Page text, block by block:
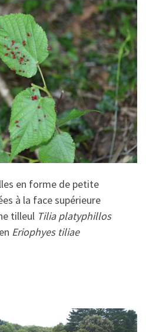
en forme de petite
à la face supérieure
tilleul Tilia platyphillos
Eriophyes tiliae